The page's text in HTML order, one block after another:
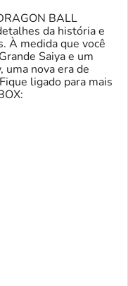
BALL
da história e
À medida que você
Saiya e um
nova era de
ligado para mais